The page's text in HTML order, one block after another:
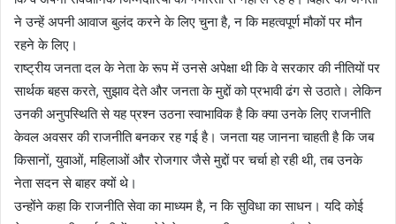
ने उन्हें अपनी आवाज बुलंद करने के लिए चुना है, न कि महत्वपूर्ण मौकों पर मौन
रहने के लिए।
राष्ट्रीय जनता दल के नेता के रूप में उनसे अपेक्षा थी कि वे सरकार की नीतियों पर
सार्थक बहस करते, सुझाव देते और जनता के मुद्दों को प्रभावी ढंग से उठाते। लेकिन
उनकी अनुपस्थिति से यह प्रश्न उठना स्वाभाविक है कि क्या उनके लिए राजनीति
केवल अवसर की राजनीति बनकर रह गई है। जनता यह जानना चाहती है कि जब
किसानों, युवाओं, महिलाओं और रोजगार जैसे मुद्दों पर चर्चा हो रही थी, तब उनके
नेता सदन से बाहर क्यों थे।
उन्होंने कहा कि राजनीति सेवा का माध्यम है, न कि सुविधा का साधन। यदि कोई